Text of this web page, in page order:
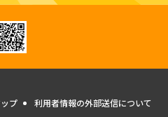
プ 利用者情報の外部送信について